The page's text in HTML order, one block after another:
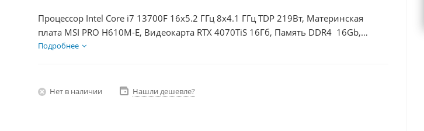
Процессор Intel Core i7 13700F 16x5.2 ГГц 8x4.1 ГГц TDP 219Вт, Материнская
плата MSI PRO H610M-E, Видеокарта RTX 4070TiS 16Гб, Память DDR4 16Gb,
Диски SSD 1000Гб + HDD 1Тб, БП 750Вт
Подробнее
Нет в наличии Нашли дешевле?